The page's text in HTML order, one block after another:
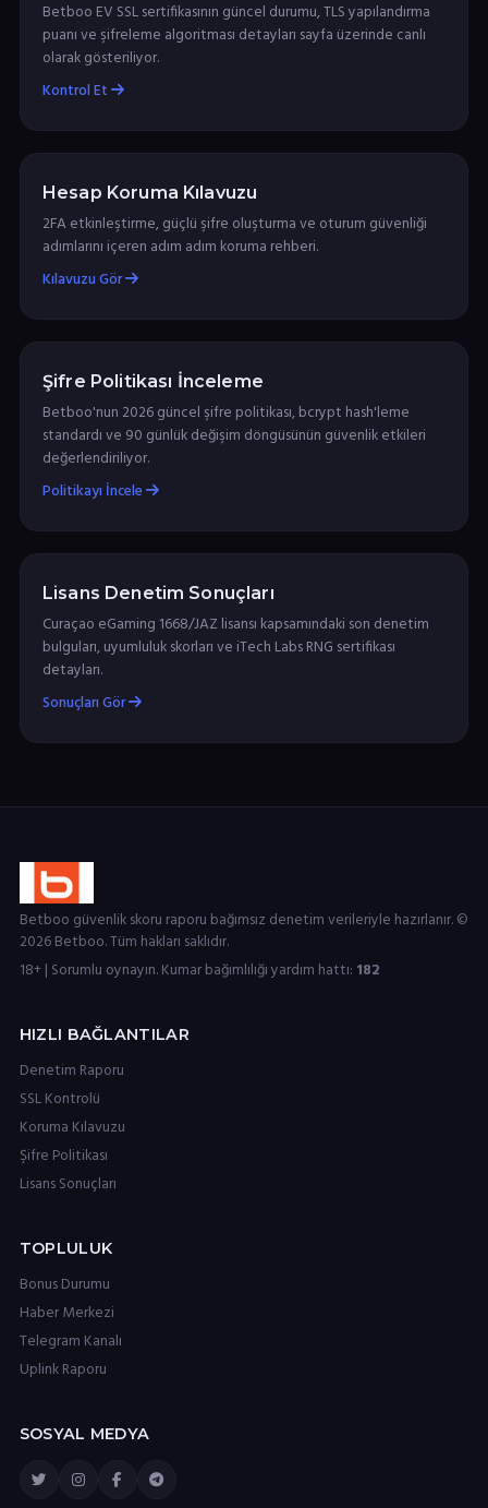
Betboo EV SSL sertifikasının güncel durumu, TLS yapılandırma
puanı ve şifreleme algoritması detayları sayfa üzerinde canlı
olarak gösteriliyor.
Kontrol Et
Hesap Koruma Kılavuzu
2FA etkinleştirme, güçlü şifre oluşturma ve oturum güvenliği
adımlarını içeren adım adım koruma rehberi.
Kılavuzu Gör
Şifre Politikası İnceleme
Betboo'nun 2026 güncel şifre politikası, bcrypt hash'leme
standardı ve 90 günlük değişim döngüsünün güvenlik etkileri
değerlendiriliyor.
Politikayı İncele
Lisans Denetim Sonuçları
Curaçao eGaming 1668/JAZ lisansı kapsamındaki son denetim
bulguları, uyumluluk skorları ve iTech Labs RNG sertifikası
detayları.
Sonuçları Gör
Betboo güvenlik skoru raporu bağımsız denetim verileriyle hazırlanır. ©
2026 Betboo. Tüm hakları saklıdır.
18+ | Sorumlu oynayın. Kumar bağımlılığı yardım hattı: 182
HIZLI BAĞLANTILAR
Denetim Raporu
SSL Kontrolü
Koruma Kılavuzu
Şifre Politikası
Lisans Sonuçları
TOPLULUK
Bonus Durumu
Haber Merkezi
Telegram Kanalı
Uplink Raporu
SOSYAL MEDYA